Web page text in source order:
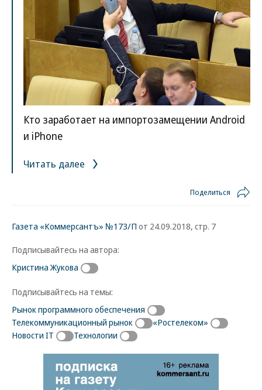
Кто заработает на импортозамещении Android
и iPhone
Читать далее
Поделиться
Газета «Коммерсантъ» №173/П от 24.09.2018, стр. 7
Подписывайтесь на автора:
Кристина Жукова
Подписывайтесь на темы:
Рынок программного обеспечения
Телекоммуникационный рынок
«Ростелеком»
Новости IT
Технологии